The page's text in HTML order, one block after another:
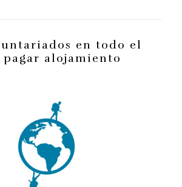
en todo el
alojamiento